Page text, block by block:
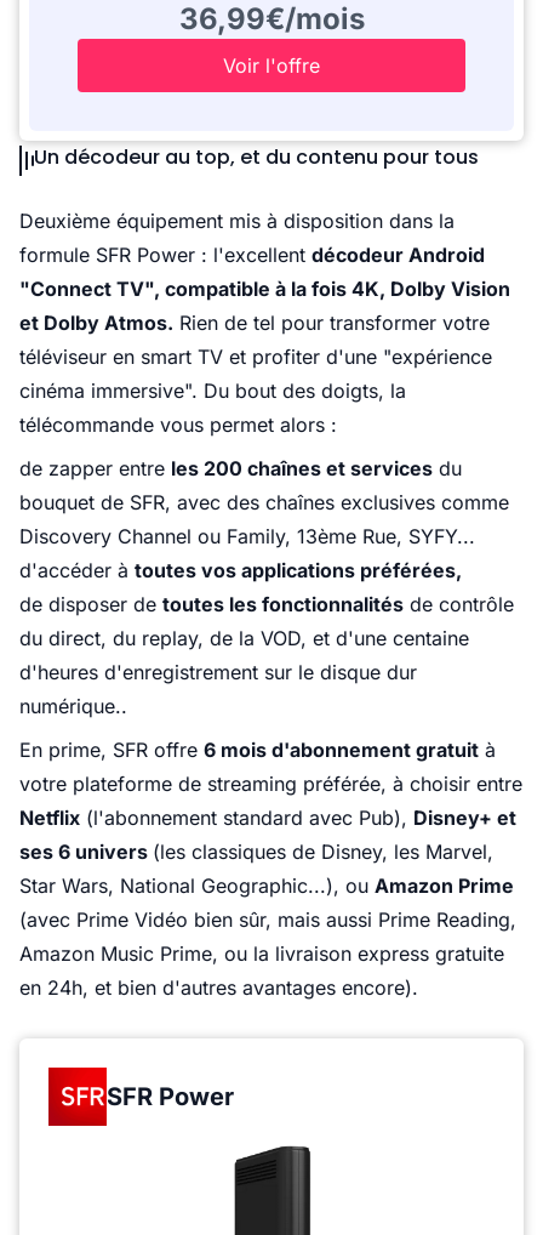
36,99€/mois
Voir l'offre
Un décodeur au top, et du contenu pour tous
Deuxième équipement mis à disposition dans la
formule SFR Power : l'excellent décodeur Android
"Connect TV", compatible à la fois 4K, Dolby Vision
et Dolby Atmos. Rien de tel pour transformer votre
téléviseur en smart TV et profiter d'une "expérience
cinéma immersive". Du bout des doigts, la
télécommande vous permet alors :
de zapper entre les 200 chaînes et services du
bouquet de SFR, avec des chaînes exclusives comme
Discovery Channel ou Family, 13ème Rue, SYFY...
d'accéder à toutes vos applications préférées,
de disposer de toutes les fonctionnalités de contrôle
du direct, du replay, de la VOD, et d'une centaine
d'heures d'enregistrement sur le disque dur
numérique..
En prime, SFR offre 6 mois d'abonnement gratuit à
votre plateforme de streaming préférée, à choisir entre
Netflix (l'abonnement standard avec Pub), Disney+ et
ses 6 univers (les classiques de Disney, les Marvel,
Star Wars, National Geographic...), ou Amazon Prime
(avec Prime Vidéo bien sûr, mais aussi Prime Reading,
Amazon Music Prime, ou la livraison express gratuite
en 24h, et bien d'autres avantages encore).
SFR Power